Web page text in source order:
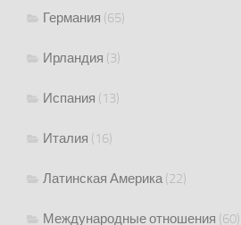
Германия (65)
Ирландия (3)
Испания (13)
Италия (16)
Латинская Америка(22)
Международные отношения (60)